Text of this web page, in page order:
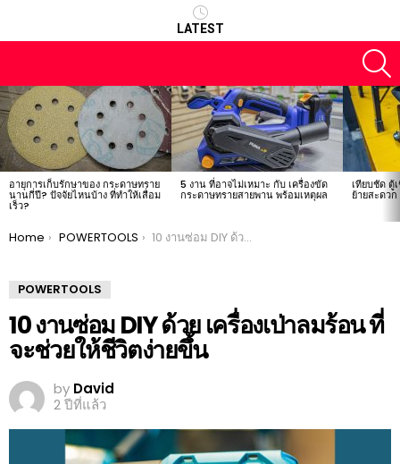
LATEST
LATEST
STORIES
อายุการเก็บรักษาของ กระดาษทราย
นานกี่ปี? ปัจจัยไหนบ้าง ที่ทำให้เสื่อม
เร็ว?
5 งาน ที่อาจไม่เหมาะ กับ เครื่องขัด
กระดาษทรายสายพาน พร้อมเหตุผล
เทียบชัด ตู้
ย้ายสะดว
You are here:
Home POWERTOOLS 10 งานซ่อม DIY ด้วย เครื่องเป่าลมร้อน ที่จะช่วยให้ชีวิตง่ายขึ้น
POWERTOOLS
10 งานซ่อม DIY ด้วย เครื่องเป่าลมร้อน ที่
จะช่วยให้ชีวิตง่ายขึ้น
by David
2 ปีที่แล้ว